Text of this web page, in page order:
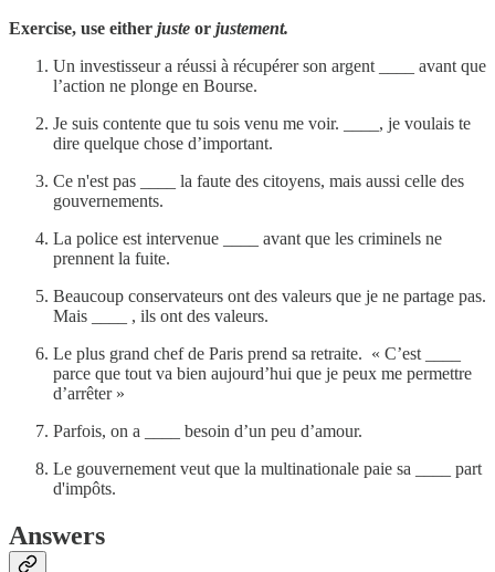
Exercise, use either juste or justement.
Un investisseur a réussi à récupérer son argent ____ avant que
l’action ne plonge en Bourse.
Je suis contente que tu sois venu me voir. ____, je voulais te
dire quelque chose d’important.
Ce n'est pas ____ la faute des citoyens, mais aussi celle des
gouvernements.
La police est intervenue ____ avant que les criminels ne
prennent la fuite.
Beaucoup conservateurs ont des valeurs que je ne partage pas.
Mais ____ , ils ont des valeurs.
Le plus grand chef de Paris prend sa retraite. « C’est ____
parce que tout va bien aujourd’hui que je peux me permettre
d’arrêter »
Parfois, on a ____ besoin d’un peu d’amour.
Le gouvernement veut que la multinationale paie sa ____ part
d'impôts.
Answers